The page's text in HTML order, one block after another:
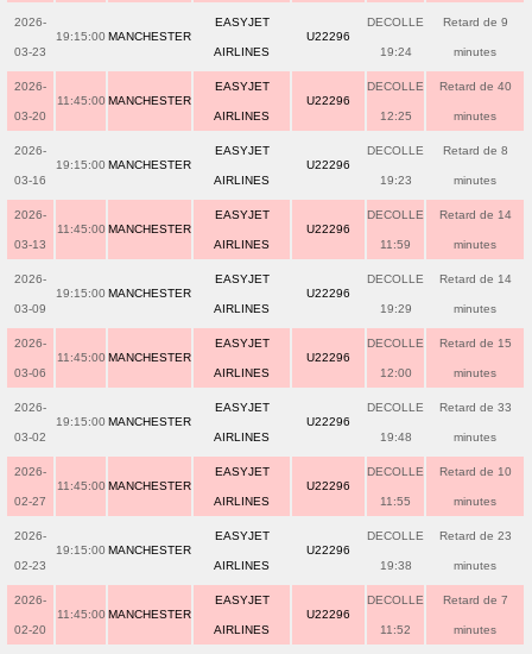
2026-
03-23
19:15:00 MANCHESTER
EASYJET
AIRLINES
U22296
DECOLLE
19:24
Retard de 9
minutes
2026-
03-20
11:45:00 MANCHESTER
EASYJET
AIRLINES
U22296
DECOLLE
12:25
Retard de 40
minutes
2026-
03-16
19:15:00 MANCHESTER
EASYJET
AIRLINES
U22296
DECOLLE
19:23
Retard de 8
minutes
2026-
03-13
11:45:00 MANCHESTER
EASYJET
AIRLINES
U22296
DECOLLE
11:59
Retard de 14
minutes
2026-
03-09
19:15:00 MANCHESTER
EASYJET
AIRLINES
U22296
DECOLLE
19:29
Retard de 14
minutes
2026-
03-06
11:45:00 MANCHESTER
EASYJET
AIRLINES
U22296
DECOLLE
12:00
Retard de 15
minutes
2026-
03-02
19:15:00 MANCHESTER
EASYJET
AIRLINES
U22296
DECOLLE
19:48
Retard de 33
minutes
2026-
02-27
11:45:00 MANCHESTER
EASYJET
AIRLINES
U22296
DECOLLE
11:55
Retard de 10
minutes
2026-
02-23
19:15:00 MANCHESTER
EASYJET
AIRLINES
U22296
DECOLLE
19:38
Retard de 23
minutes
2026-
02-20
11:45:00 MANCHESTER
EASYJET
AIRLINES
U22296
DECOLLE
11:52
Retard de 7
minutes